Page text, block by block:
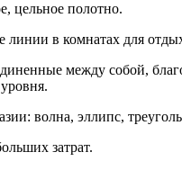
цельное полотно.
в комнатах для
между собой,
волна, эллипс,
затрат.